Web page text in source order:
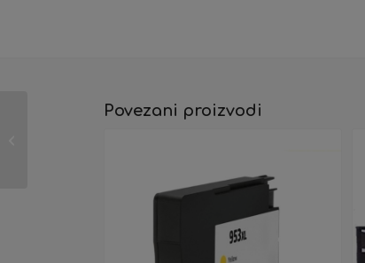
Povezani proizvodi
Zamjenske Gel tinte za